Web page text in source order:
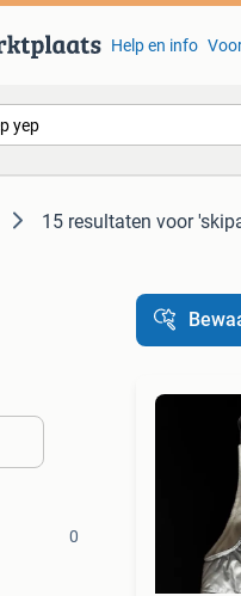
Help en info
15 resultaten voor
0